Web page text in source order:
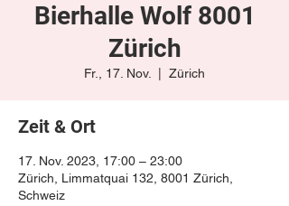
Bierhalle Wolf 8001
Zürich
Fr., 17. Nov. Zürich
Zeit & Ort
17. Nov. 2023, 17:00 – 23:00
Zürich, Limmatquai 132, 8001 Zürich,
Schweiz